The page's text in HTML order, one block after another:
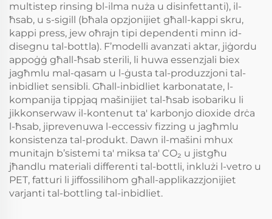
multistep rinsing bl-ilma nuża u disinfettanti), il-
ħsab, u s-sigill (bħala opzjonijiet għall-kappi skru,
kappi press, jew oħrajn tipi dependenti minn id-
disegnu tal-bottla). F’modelli avanzati aktar, jiġordu
appoġġ għall-ħsab sterili, li huwa essenzjali biex
jagħmlu mal-qasam u l-ġusta tal-produzzjoni tal-
inbidliet sensibli. Għall-inbidliet karbonatate, l-
kompanija tippjaq mašinijiet tal-ħsab isobariku li
jikkonserwaw il-kontenut ta' karbonjo dioxide drċa
l-ħsab, jiprevenuwa l-eccessiv fizzing u jagħmlu
konsistenza tal-produkt. Dawn il-mašini mhux
munitajn b’sistemi ta' miksa ta' CO₂ u jistgħu
jħandlu materiali differenti tal-bottli, inklużi l-vetro u
PET, fatturi li jiffossilihom għall-applikazzjonijiet
varjanti tal-bottling tal-inbidliet.